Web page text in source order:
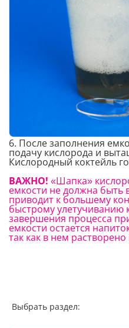
6. После заполнения
подачу кислорода и
Кислородный коктейль
ВАЖНО! «Шапка»
емкости не должна быть
приводит к большему
быстрому улетучиванию
завершения процесса
емкости остается
так как в нем
Выбрать раздел: